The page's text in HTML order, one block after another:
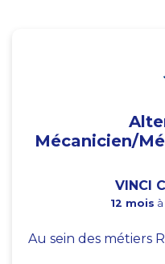
Mécanicien/
VINCI
12 mois
Au sein des métiers